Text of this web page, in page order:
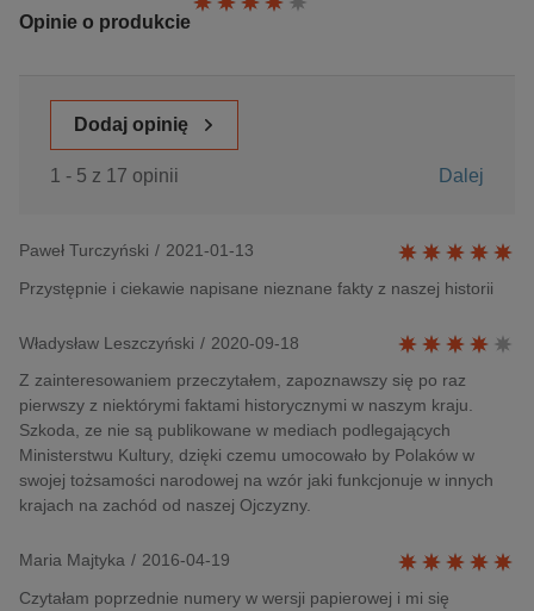
Opinie o produkcie
Dodaj opinię
1 - 5 z 17 opinii Dalej
Paweł Turczyński / 2021-01-13
Przystępnie i ciekawie napisane nieznane fakty z naszej historii
Władysław Leszczyński / 2020-09-18
Z zainteresowaniem przeczytałem, zapoznawszy się po raz
pierwszy z niektórymi faktami historycznymi w naszym kraju.
Szkoda, ze nie są publikowane w mediach podlegających
Ministerstwu Kultury, dzięki czemu umocowało by Polaków w
swojej tożsamości narodowej na wzór jaki funkcjonuje w innych
krajach na zachód od naszej Ojczyzny.
Maria Majtyka / 2016-04-19
Czytałam poprzednie numery w wersji papierowej i mi się